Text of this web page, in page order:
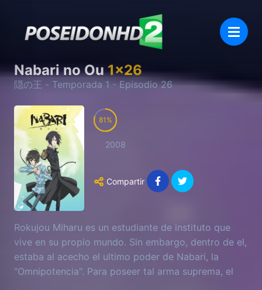
Nabari no Ou 1x26
隠の王 - Temporada 1 - Episodio26
81
2008
Compartir
Rokujou Miharu es un estudiante de instituto que
vive en su propio mundo. Sin embargo, dentro de el,
estaba al acecho el ultimo poder de Nabari, la
"Omnipotencia". Para poseer tal arma suprema, el